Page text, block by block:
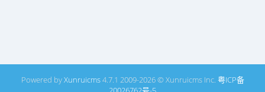
Powered byXunruicms4.7.1 2009-2026 © Xunruicms Inc. 粤ICP备